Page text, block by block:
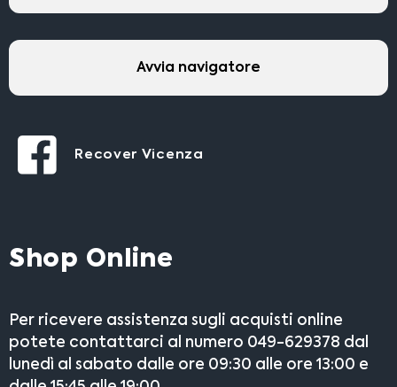
Avvia navigatore
Recover Vicenza
Shop Online
Per ricevere assistenza sugli acquisti online
potete contattarci al numero 049-629378 dal
lunedì al sabato dalle ore 09:30 alle ore 13:00 e